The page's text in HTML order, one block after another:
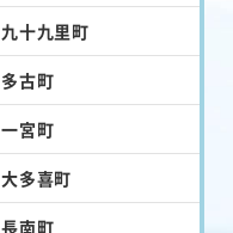
九十九里町
多古町
一宮町
大多喜町
長南町